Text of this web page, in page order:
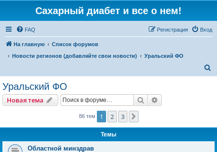
Сахарный диабет и все о нем!
FAQ Вход
Регистрация
На главную
Список форумов
Новости регионов (добавляйте свои новости)
Уральский ФО
Уральский ФО
Новая тема Поиск
86 тем 1 2 3
Темы
Областной минздрав